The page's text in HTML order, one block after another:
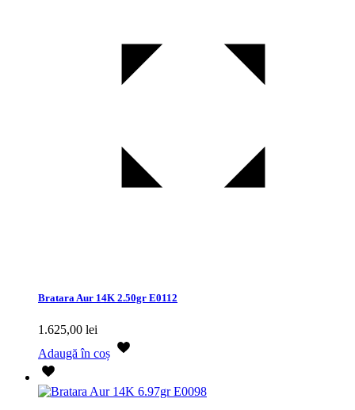
Bratara Aur 14K 2.50gr E0112
1.625,00 lei
Adaugă în coș